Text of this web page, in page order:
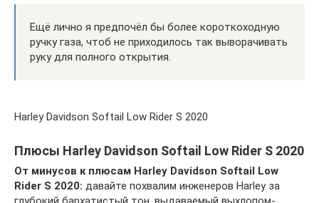
Ещё лично я предпочёл бы более короткоходную
ручку газа, чтоб не приходилось так выворачивать
руку для полного открытия.
Harley Davidson Softail Low Rider S 2020
Плюсы Harley Davidson Softail Low Rider S 2020
От минусов к плюсам Harley Davidson Softail Low
Rider S 2020: давайте похвалим инженеров Harley за